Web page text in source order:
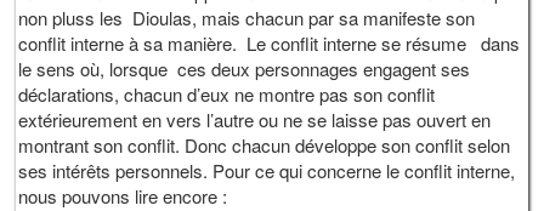
non pluss les Dioulas, mais chacun par sa manifeste son
conflit interne à sa manière. Le conflit interne se résume dans
le sens où, lorsque ces deux personnages engagent ses
déclarations, chacun d’eux ne montre pas son conflit
extérieurement en vers l’autre ou ne se laisse pas ouvert en
montrant son conflit. Donc chacun développe son conflit selon
ses intérêts personnels. Pour ce qui concerne le conflit interne,
nous pouvons lire encore :